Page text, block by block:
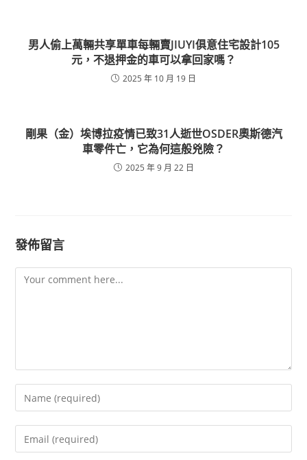
男人偷上萬輛共享單車每輛賣JIUYI俱意住宅設計105
元，不退押金的車可以拿回家嗎？
2025 年 10 月 19 日
剛果（金）埃博拉疫情已致31人逝世OSDER奧斯德汽
車零件亡，它為何這般兇險？
2025 年 9 月 22 日
發佈留言
Comment
Enter
your
name
Enter
your